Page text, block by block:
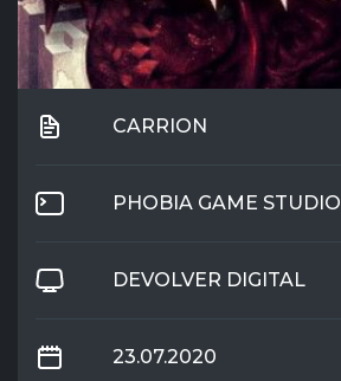
CARRION
PHOBIA GAME STUDIO
DEVOLVER DIGITAL
23.07.2020